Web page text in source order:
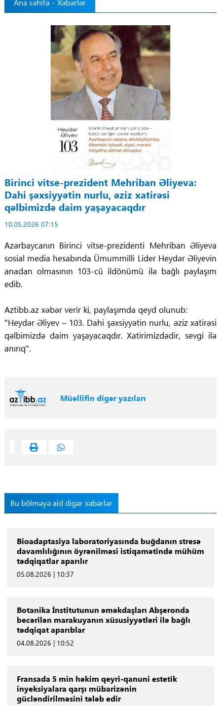
Ana səhifə - Xəbərlər
Birinci vitse-prezident Mehriban Əliyeva:
Dahi şəxsiyyətin nurlu, əziz xatirəsi
qəlbimizdə daim yaşayacaqdır
10.05.2026 07:15
Azərbaycanın Birinci vitse-prezidenti Mehriban Əliyeva
sosial media hesabında Ümummilli Lider Heydər Əliyevin
anadan olmasının 103-cü ildönümü ilə bağlı paylaşım
edib.
Aztibb.az xəbər verir ki, paylaşımda qeyd olunub:
"Heydər Əliyev – 103. Dahi şəxsiyyətin nurlu, əziz xatirəsi
qəlbimizdə daim yaşayacaqdır. Xatirimizdədir, sevgi ilə
anırıq".
Müəllifin digər yazıları
Bu bölməyə aid digər xəbərlər
Bioadaptasiya laboratoriyasında buğdanın stresə
davamlılığının öyrənilməsi istiqamətində mühüm
tədqiqatlar aparılır
05.08.2026 | 10:37
Botanika İnstitutunun əməkdaşları Abşeronda
becərilən marakuyanın xüsusiyyətləri ilə bağlı
tədqiqat aparıblar
04.08.2026 | 10:52
Fransada 5 min həkim qeyri-qanuni estetik
inyeksiyalara qarşı mübarizənin
gücləndirilməsini tələb edir
Tibbi maarifləndirmə
Mühüm hadisələr
ÜST